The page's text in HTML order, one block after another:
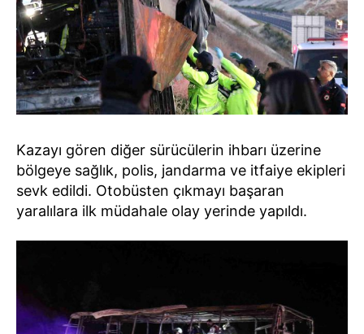
Kazayı gören diğer sürücülerin ihbarı üzerine
bölgeye sağlık, polis, jandarma ve itfaiye ekipleri
sevk edildi. Otobüsten çıkmayı başaran
yaralılara ilk müdahale olay yerinde yapıldı.